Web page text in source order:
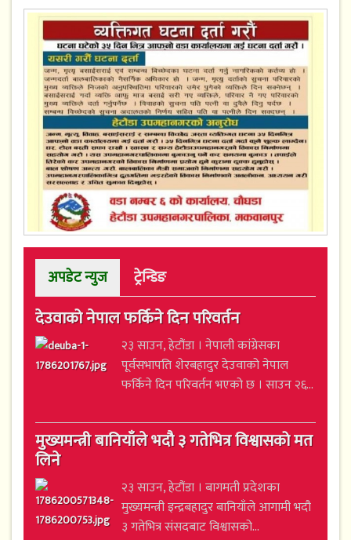
अपडेट न्युज ट्रेन्डिङ
देउवाको नेपाल फर्किने दिन परिवर्तन
२३ साउन, हेटौंडा । नेपाली कांग्रेसका
पूर्वसभापति शेरबहादुर देउवाको नेपाल
फर्किने दिन परिवर्तन भएको छ । साउन २६...
मुख्यमन्त्री बानियाँले भदौ ३ गतेभित्र विश्वासको मत
लिने
२३ साउन, हेटौंडा । बागमती प्रदेशका
मुख्यमन्त्री इन्द्रबहादुर बानियाँले आगामी भदौ
३ गतेभित्र संसदबाट विश्वासको...